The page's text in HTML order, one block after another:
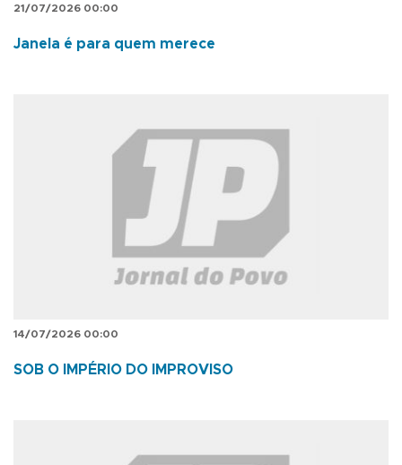
21/07/2026 00:00
Janela é para quem merece
14/07/2026 00:00
SOB O IMPÉRIO DO IMPROVISO